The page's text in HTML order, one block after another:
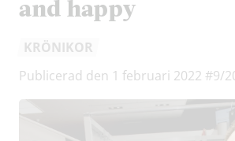
and happy
KRÖNIKOR
Publicerad den 1 februari 2022 #9/